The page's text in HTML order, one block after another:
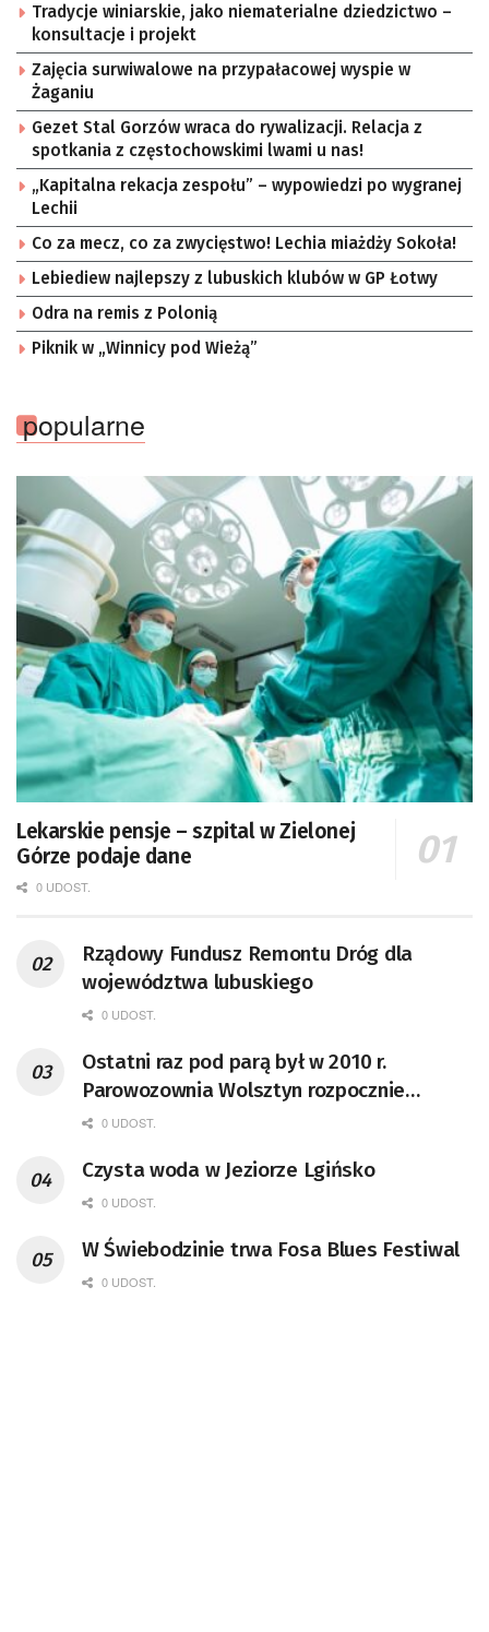
Tradycje winiarskie, jako niematerialne dziedzictwo –
konsultacje i projekt
Zajęcia surwiwalowe na przypałacowej wyspie w
Żaganiu
Gezet Stal Gorzów wraca do rywalizacji. Relacja z
spotkania z częstochowskimi lwami u nas!
„Kapitalna rekacja zespołu” – wypowiedzi po wygranej
Lechii
Co za mecz, co za zwycięstwo! Lechia miażdży Sokoła!
Lebiediew najlepszy z lubuskich klubów w GP Łotwy
Odra na remis z Polonią
Piknik w „Winnicy pod Wieżą”
popularne
Lekarskie pensje – szpital w Zielonej
Górze podaje dane
0 UDOST.
Rządowy Fundusz Remontu Dróg dla
województwa lubuskiego
0 UDOST.
Ostatni raz pod parą był w 2010 r.
Parowozownia Wolsztyn rozpocznie
remont unikatowego Tr5-65
0 UDOST.
Czysta woda w Jeziorze Lgińsko
0 UDOST.
W Świebodzinie trwa Fosa Blues Festiwal
0 UDOST.